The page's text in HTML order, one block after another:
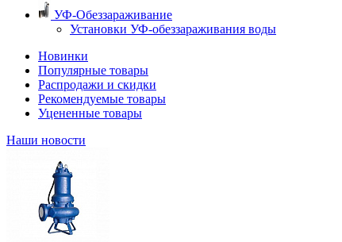
УФ-Обеззараживание
Установки УФ-обеззараживания воды
Новинки
Популярные товары
Распродажи и скидки
Рекомендуемые товары
Уцененные товары
Наши новости